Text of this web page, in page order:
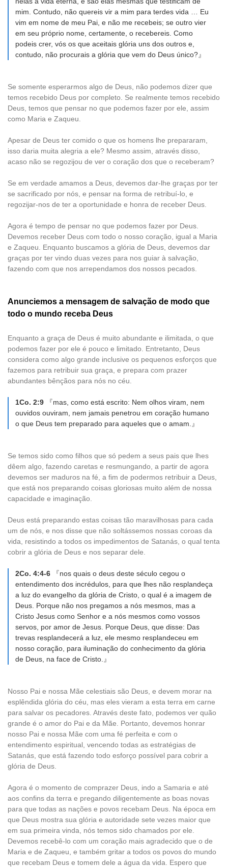
mim. Contudo, não quereis vir a mim para terdes vida … Eu
vim em nome de meu Pai, e não me recebeis; se outro vier
em seu próprio nome, certamente, o recebereis. Como
podeis crer, vós os que aceitais glória uns dos outros e,
contudo, não procurais a glória que vem do Deus único?』
Se somente esperarmos algo de Deus, não podemos dizer que
temos recebido Deus por completo. Se realmente temos recebido
Deus, temos que pensar no que podemos fazer por ele, assim
como Maria e Zaqueu.
Apesar de Deus ter comido o que os homens lhe prepararam,
isso daria muita alegria a ele? Mesmo assim, através disso,
acaso não se regozijou de ver o coração dos que o receberam?
Se em verdade amamos a Deus, devemos dar-lhe graças por ter
se sacrificado por nós, e pensar na forma de retribuí-lo, e
regozijar-nos de ter a oportunidade e honra de receber Deus.
Agora é tempo de pensar no que podemos fazer por Deus.
Devemos receber Deus com todo o nosso coração, igual a Maria
e Zaqueu. Enquanto buscamos a glória de Deus, devemos dar
graças por ter vindo duas vezes para nos guiar à salvação,
fazendo com que nos arrependamos dos nossos pecados.
Anunciemos a mensagem de salvação de modo que
todo o mundo receba Deus
Enquanto a graça de Deus é muito abundante e ilimitada, o que
podemos fazer por ele é pouco e limitado. Entretanto, Deus
considera como algo grande inclusive os pequenos esforços que
fazemos para retribuir sua graça, e prepara com prazer
abundantes bênçãos para nós no céu.
1Co. 2:9
『mas, como está escrito: Nem olhos viram, nem
ouvidos ouviram, nem jamais penetrou em coração humano
o que Deus tem preparado para aqueles que o amam.』
Se temos sido como filhos que só pedem a seus pais que lhes
dêem algo, fazendo caretas e resmungando, a partir de agora
devemos ser maduros na fé, a fim de podermos retribuir a Deus,
que está nos preparando coisas gloriosas muito além de nossa
capacidade e imaginação.
Deus está preparando estas coisas tão maravilhosas para cada
um de nós, e nos disse que não soltássemos nossas coroas da
vida, resistindo a todos os impedimentos de Satanás, o qual tenta
cobrir a glória de Deus e nos separar dele.
2Co. 4:4-6
『nos quais o deus deste século cegou o
entendimento dos incrédulos, para que lhes não resplandeça
a luz do evangelho da glória de Cristo, o qual é a imagem de
Deus. Porque não nos pregamos a nós mesmos, mas a
Cristo Jesus como Senhor e a nós mesmos como vossos
servos, por amor de Jesus. Porque Deus, que disse: Das
trevas resplandecerá a luz, ele mesmo resplandeceu em
nosso coração, para iluminação do conhecimento da glória
de Deus, na face de Cristo.』
Nosso Pai e nossa Mãe celestiais são Deus, e devem morar na
esplêndida glória do céu, mas eles vieram a esta terra em carne
para salvar os pecadores. Através deste fato, podemos ver quão
grande é o amor do Pai e da Mãe. Portanto, devemos honrar
nosso Pai e nossa Mãe com uma fé perfeita e com o
entendimento espiritual, vencendo todas as estratégias de
Satanás, que está fazendo todo esforço possível para cobrir a
glória de Deus.
Agora é o momento de comprazer Deus, indo a Samaria e até
aos confins da terra e pregando diligentemente as boas novas
para que todas as nações e povos recebam Deus. Na época em
que Deus mostra sua glória e autoridade sete vezes maior que
em sua primeira vinda, nós temos sido chamados por ele.
Devemos recebê-lo com um coração mais agradecido que o de
Maria e de Zaqueu, e também gritar a todos os povos do mundo
que recebam Deus e tomem dele a água da vida. Espero que